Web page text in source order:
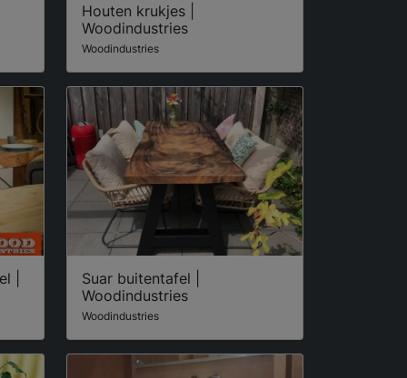
Houten krukjes |
Woodindustries
Woodindustries
|
Suar buitentafel |
Woodindustries
Woodindustries